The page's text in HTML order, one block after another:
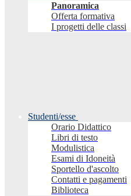
Panoramica
Offerta formativa
I progetti delle classi
Studenti/esse
Orario Didattico
Libri di testo
Modulistica
Esami di Idoneità
Sportello d'ascolto
Contatti e pagamenti
Biblioteca